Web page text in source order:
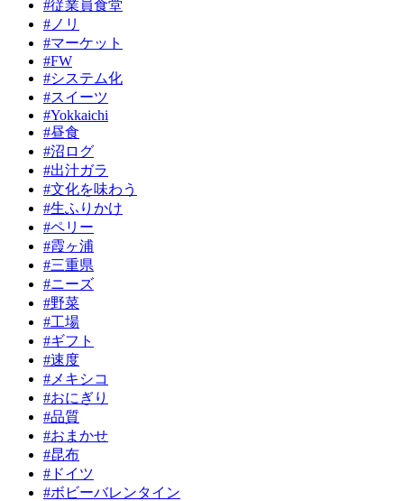
#従業員食堂
#ノリ
#マーケット
#FW
#システム化
#スイーツ
#Yokkaichi
#昼食
#沼ログ
#出汁ガラ
#文化を味わう
#生ふりかけ
#ペリー
#霞ヶ浦
#三重県
#ニーズ
#野菜
#工場
#ギフト
#速度
#メキシコ
#おにぎり
#品質
#おまかせ
#昆布
#ドイツ
#ボビーバレンタイン